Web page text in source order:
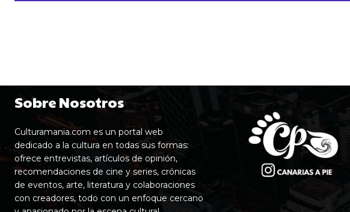
Sobre Nosotros
Culturamania.com es un portal web
dedicado a la cultura en todas sus formas:
ofrece entrevistas, artículos de opinión,
recomendaciones de cine y series, crónicas
de eventos, arte, literatura y colaboraciones
con creadores, todo con un enfoque cercano